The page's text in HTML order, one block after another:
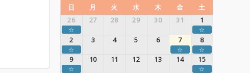
日 月 火 水 木 金
土
26
27 28 29 30 31 1
☆ ☆
2 3 4 5 6 7 8
☆ ☆ ☆
9 10 11 12 13 14 15
☆ ☆